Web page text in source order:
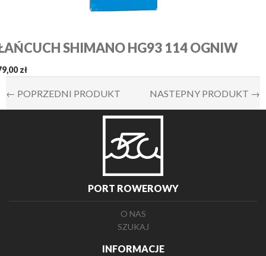
SHIMANO HG93 114 OGNIW
zł
← POPRZEDNI PRODUKT NASTEPNY PRODUKT →
PORT ROWEROWY
O NAS
SZUKAJ
INFORMACJE